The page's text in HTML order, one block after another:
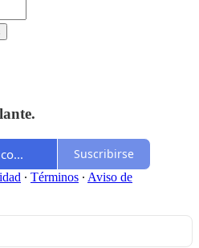
Suscribirse
∙ Términos ∙ Aviso de